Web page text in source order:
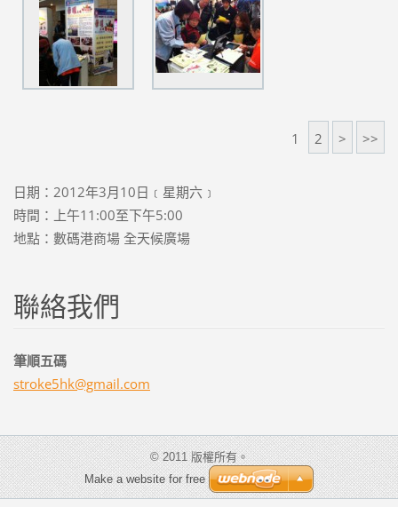
1 2 > >>
日期：2012年3月10日﹝星期六﹞
時間：上午11:00至下午5:00
地點：數碼港商場 全天候廣場
聯絡我們
筆順五碼
stroke5hk@gmail.com
© 2011 版權所有。
Make a website for free